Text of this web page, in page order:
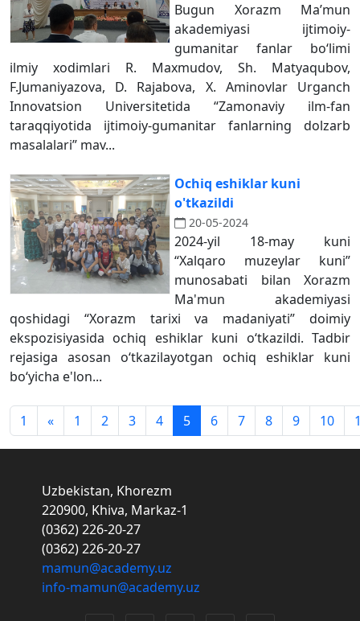
Bugun Xorazm Ma’mun
akademiyasi ijtimoiy-
gumanitar fanlar bo‘limi
ilmiy xodimlari R. Maxmudov, Sh. Matyaqubov,
F.Jumaniyazova, D. Rajabova, X. Aminovlar Urganch
Innovatsion Universitetida “Zamonaviy ilm-fan
taraqqiyotida ijtimoiy-gumanitar fanlarning dolzarb
masalalari” mav...
Ochiq eshiklar kuni
o'tkazildi
20-05-2024
2024-yil 18-may kuni
“Xalqaro muzeylar kuni”
munosabati bilan Xorazm
Ma'mun akademiyasi
qoshidagi “Xorazm tarixi va madaniyati” doimiy
ekspozisiyasida ochiq eshiklar kuni o‘tkazildi. Tadbir
rejasiga asosan o‘tkazilayotgan ochiq eshiklar kuni
bo‘yicha e'lon...
1 « 1 2 3 4 5 6 7 8 9 10
Uzbekistan, Khorezm
220900, Khiva, Markaz-1
(0362) 226-20-27
(0362) 226-20-27
mamun@academy.uz
info-mamun@academy.uz